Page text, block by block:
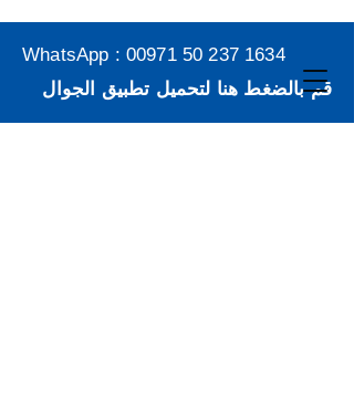
WhatsApp : 00971 50 237 1634
قم بالضغط هنا لتحميل تطبيق الجوال